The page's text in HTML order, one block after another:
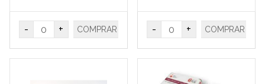
- + COMPRAR - + COMPRAR